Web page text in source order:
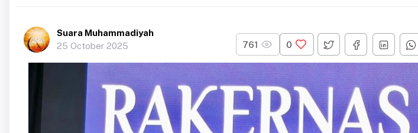
Suara Muhammadiyah
25 October 2025
761 0